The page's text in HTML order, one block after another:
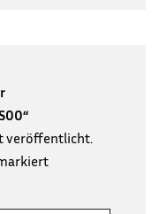
veröffentlicht.